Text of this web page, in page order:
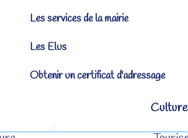
Les services de la mairie
Les Elus
Obtenir un certificat d'adressage